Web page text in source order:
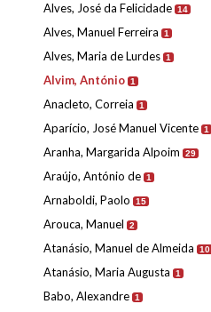
Alves, José da Felicidade 14
Alves, Manuel Ferreira 1
Alves, Maria de Lurdes 1
Alvim, António 1
Anacleto, Correia 1
Aparício, José Manuel Vicente 1
Aranha, Margarida Alpoim 29
Araújo, António de 1
Arnaboldi, Paolo 15
Arouca, Manuel 2
Atanásio, Manuel de Almeida 10
Atanásio, Maria Augusta 1
Babo, Alexandre 1